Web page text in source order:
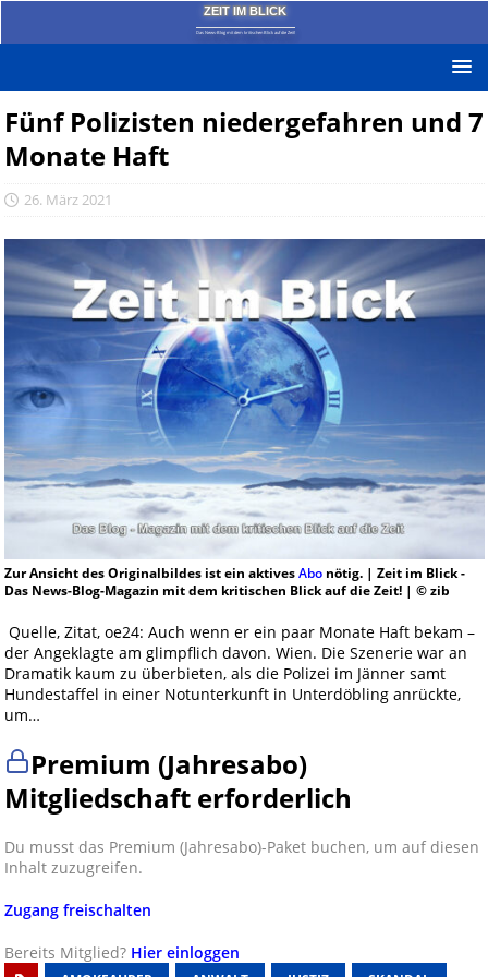
ZEIT IM BLICK
Das News-Blog mit dem kritischen Blick auf die Zeit!
Fünf Polizisten niedergefahren und 7
Monate Haft
26. März 2021
Zur Ansicht des Originalbildes ist ein aktivesAbonötig. | Zeit im Blick -
Das News-Blog-Magazin mit dem kritischen Blick auf die Zeit! | © zib
Quelle, Zitat, oe24: Auch wenn er ein paar Monate Haft bekam –
der Angeklagte am glimpflich davon. Wien. Die Szenerie war an
Dramatik kaum zu überbieten, als die Polizei im Jänner samt
Hundestaffel in einer Notunterkunft in Unterdöbling anrückte,
um…
Premium (Jahresabo)
Mitgliedschaft erforderlich
Du musst das Premium (Jahresabo)-Paket buchen, um auf diesen
Inhalt zuzugreifen.
Zugang freischalten
Bereits Mitglied? Hier einloggen